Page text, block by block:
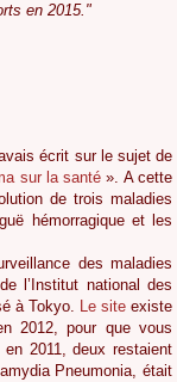
en 2015."
écrit sur le sujet de
sur la santé ». A cette
de trois maladies
hémorragique et les
des maladies
l’Institut national des
à Tokyo. Le site existe
2012, pour que vous
2011, deux restaient
Pneumonia, était